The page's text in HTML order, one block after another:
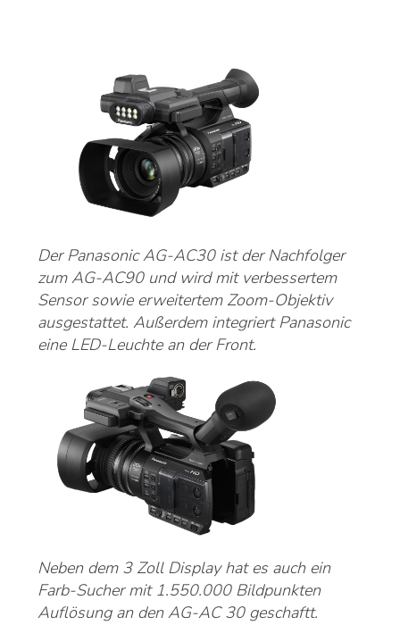
Der Panasonic AG-AC30 ist der Nachfolger
zum AG-AC90 und wird mit verbessertem
Sensor sowie erweitertem Zoom-Objektiv
ausgestattet. Außerdem integriert Panasonic
eine LED-Leuchte an der Front.
Neben dem 3 Zoll Display hat es auch ein
Farb-Sucher mit 1.550.000 Bildpunkten
Auflösung an den AG-AC 30 geschaftt.